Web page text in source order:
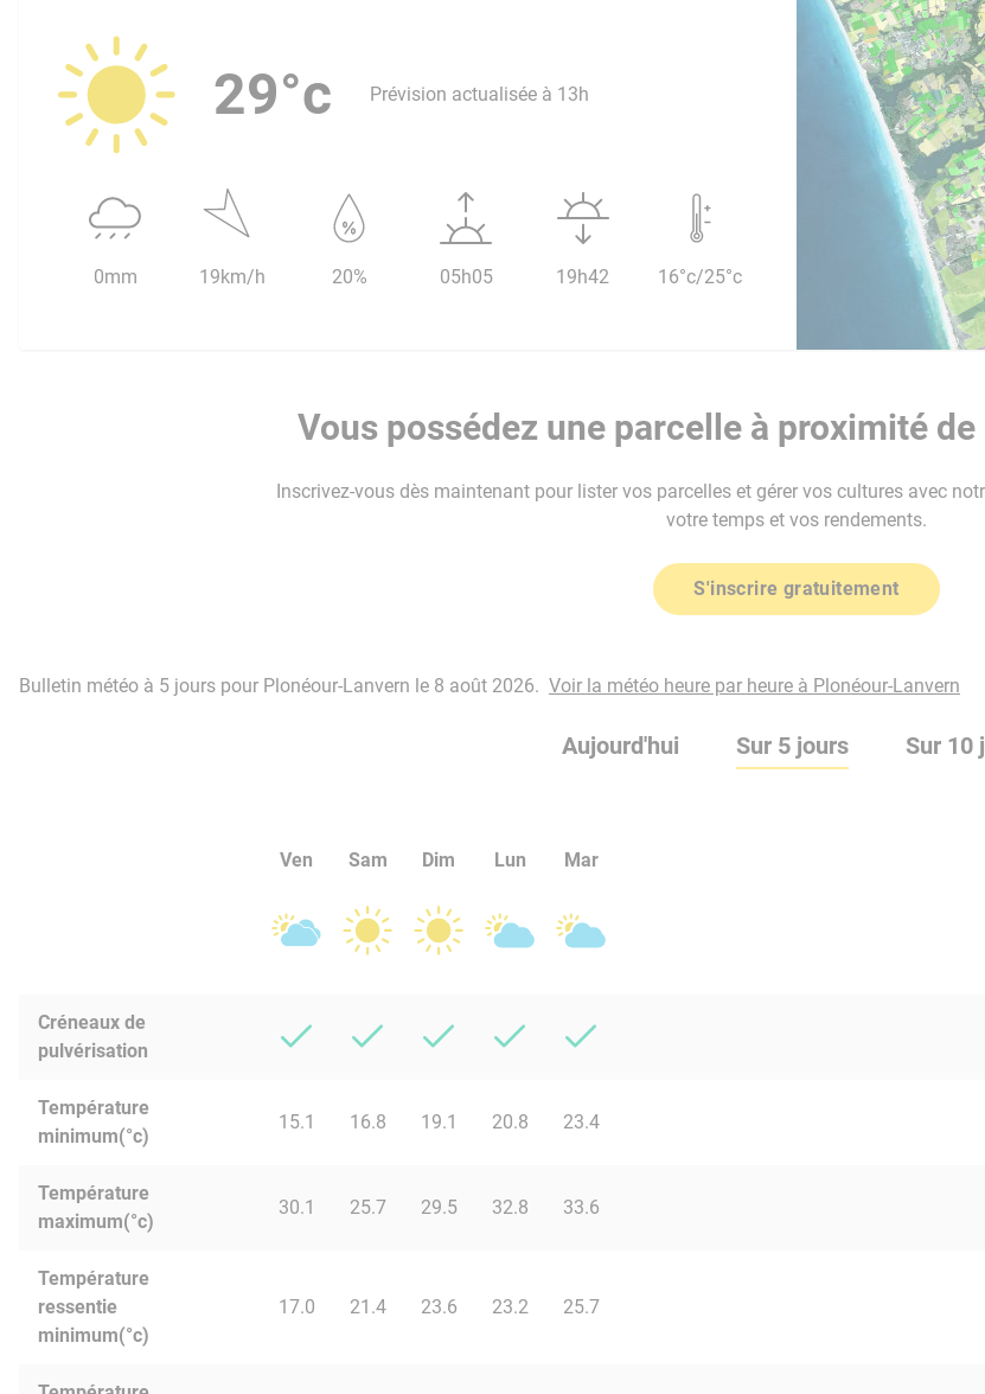
29°c Prévision actualisée à 13h
0mm 19km/h 20% 05h05 19h42 16°c/25°c
Vous possédez une parcelle à proximité
Inscrivez-vous dès maintenant pour lister vos parcelles et gérer vos cultures avec
votre temps et vos rendements.
S'inscrire gratuitement
Bulletin météo à 5 jours pour Plonéour-Lanvern le 8 août 2026. Voir la météo heure par heure à Plonéour-Lanvern
Aujourd'hui Sur 5 jours Sur 10
Ven Sam Dim Lun Mar
Créneaux de
pulvérisation
Température
minimum(°c)
15.1 16.8 19.1 20.8 23.4
Température
maximum(°c)
30.1 25.7 29.5 32.8 33.6
Température
ressentie
minimum(°c)
17.0 21.4 23.6 23.2 25.7